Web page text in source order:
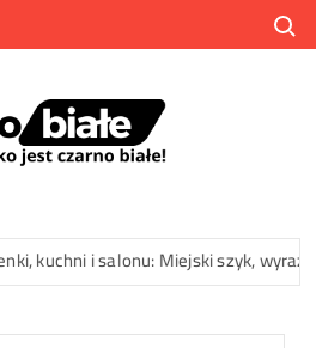
czarno
białe!
Miejski szyk, wyrazista struktura i